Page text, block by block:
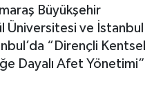
Büyükşehir
Üniversitesi ve İstanbul
“Dirençli Kentsel
Dayalı Afet Yönetimi”